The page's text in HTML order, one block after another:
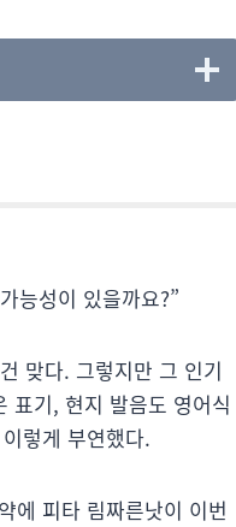
능성이 있을까요?”
맞다. 그렇지만 그 인기
표기, 현지 발음도 영어식
렇게 부연했다.
에 피타 림짜른낫이 이번